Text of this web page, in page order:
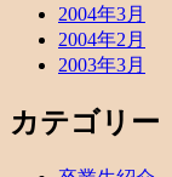
2004年3月
2004年2月
2003年3月
カテゴリー